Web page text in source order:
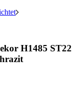
H1485 ST22